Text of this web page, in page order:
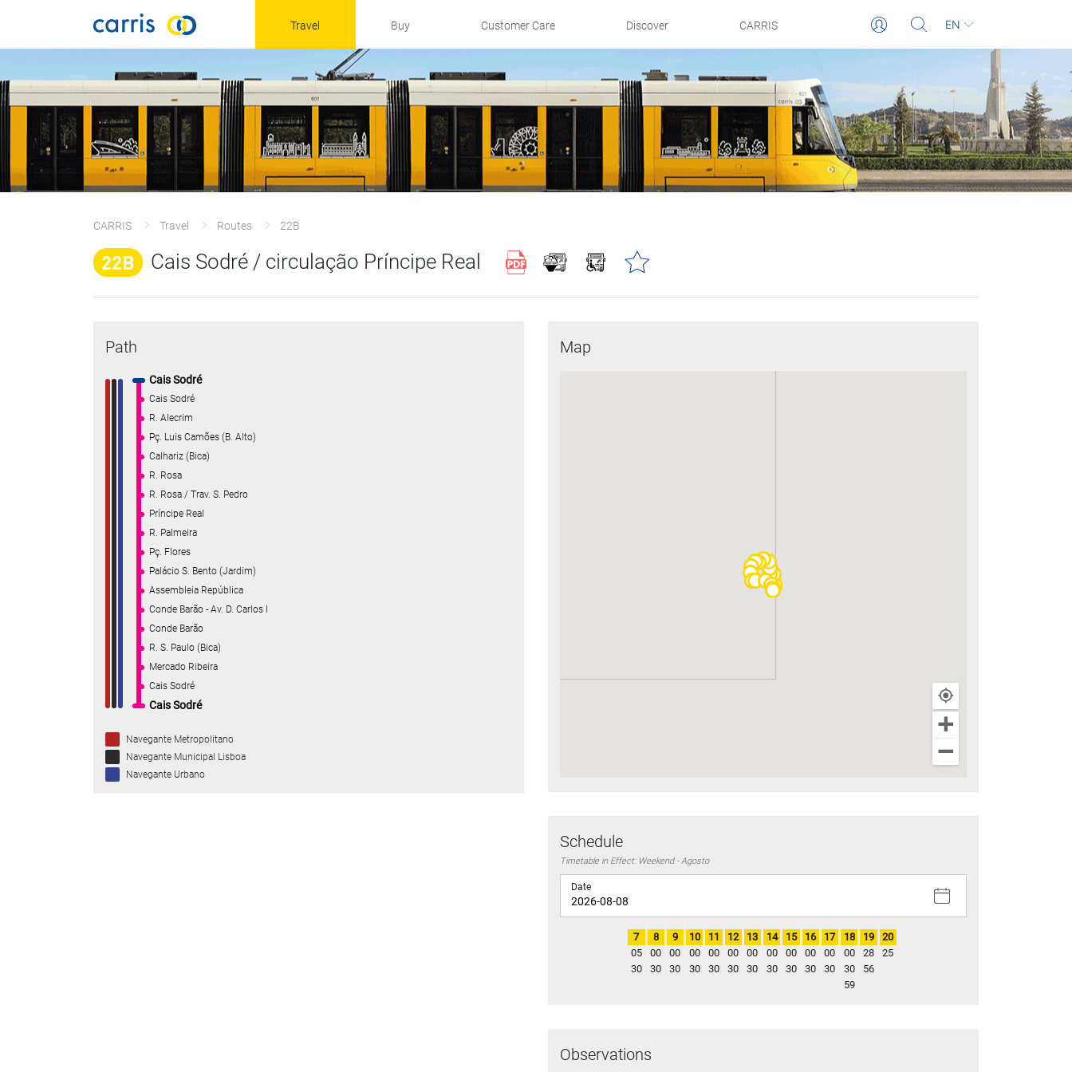
Travel Buy Customer Care Discover CARRIS EN
CARRIS Travel Routes 22B
22B Cais Sodré / circulação Príncipe Real
Map
Path
Cais Sodré
Cais Sodré
R. Alecrim
Pç. Luis Camões (B. Alto)
Calhariz (Bica)
R. Rosa
R. Rosa / Trav. S. Pedro
Príncipe Real
R. Palmeira
Pç. Flores
Palácio S. Bento (Jardim)
Assembleia República
Conde Barão - Av. D. Carlos I
Conde Barão
R. S. Paulo (Bica)
Mercado Ribeira
Cais Sodré
Cais Sodré
Navegante Metropolitano
Navegante Municipal Lisboa
Navegante Urbano
Schedule
Date
Timetable in Effect: Weekend - Agosto
7
05
30
8
00
30
9
00
30
10
00
30
11
00
30
12
00
30
13
00
30
14
00
30
15
00
30
16
00
30
17
00
30
18
00
30
59
19
28
56
20
25
Observations